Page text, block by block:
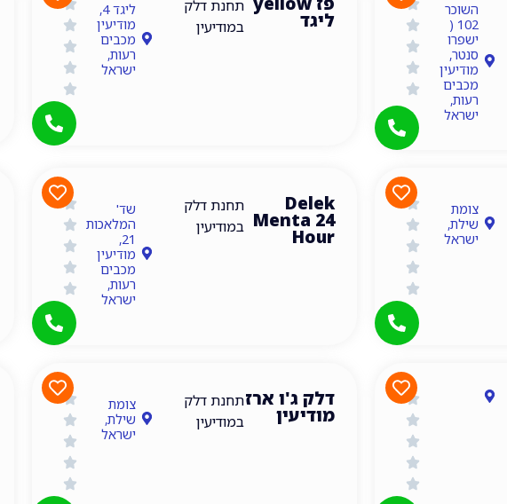
השוכר
102 (
ישפרו
סנטר,
מודיעין
מכבים
רעות,
ישראל
ליגד
תחנת דלק
במודיעין
ליגד 4,
מודיעין
מכבים
רעות,
ישראל
צומת
שילת,
ישראל
תחנות דלק במודיעין
Delek
Menta 24
Hour
תחנת דלק
במודיעין
שד'
המלאכות
21,
מודיעין
מכבים
רעות,
ישראל
תחנות דלק במודיעין
דלק ג'ו ארז
מודיעין
תחנת דלק
במודיעין
צומת
שילת,
ישראל